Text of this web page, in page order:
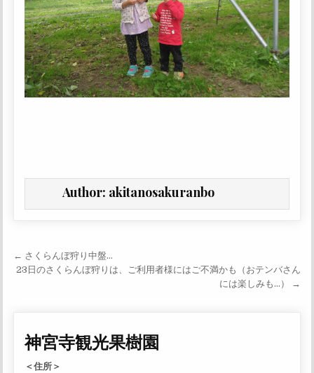
Author: akitanosakuranbo
投稿ナビゲーション
← さくらんぼ狩り中盤…
23日のさくらんぼ狩りは、ご利用者様にはご不満かも（おテンバさん
には楽しみも…） →
神宮寺観光果樹園
＜住所＞